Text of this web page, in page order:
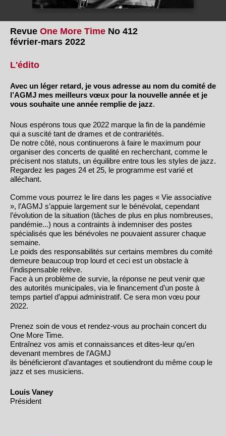
Revue One More Time No 412
février-mars 2022
L'édito
Avec un léger retard, je vous adresse au nom du comité de
l’AGMJ mes meilleurs vœux pour la nouvelle année et je
vous souhaite une année remplie de jazz.
Nous espérons tous que 2022 marque la fin de la pandémie
qui a suscité tant de drames et de contrariétés.
De notre côté, nous continuerons à faire le maximum pour
organiser des concerts de qualité en recherchant, comme le
précisent nos statuts, un équilibre entre tous les styles de jazz.
Regardez les pages 24 et 25, le programme est varié et
alléchant.
Comme vous pourrez le lire dans les pages « Vie associative
», l’AGMJ s’appuie largement sur le bénévolat, cependant
l’évolution de la situation (tâches de plus en plus nombreuses,
pandémie...) nous a contraints à indemniser des postes
spécialisés que les bénévoles ne pouvaient assurer chaque
semaine.
Le poids des responsabilités sur certains membres du comité
demeure beaucoup trop lourd et ceci est un obstacle à
l’indispensable relève.
Face à un problème de survie, la réponse ne peut venir que
des autorités municipales, via le financement d’un poste à
temps partiel d’appui administratif. Ce sera mon vœu pour
2022.
Prenez soin de vous et rendez-vous au prochain concert du
One More Time.
Entraînez vos amis et connaissances et dites-leur qu’en
devenant membres de l’AGMJ
ils bénéficieront d’avantages et soutiendront du même coup le
jazz et ses musiciens.
Louis Vaney
Président